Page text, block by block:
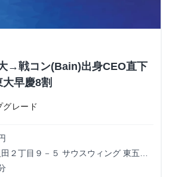
→戦コン(Bain)出身CEO直下
早慶8割
グレード
２丁目９－５ サウスウィング 東五反